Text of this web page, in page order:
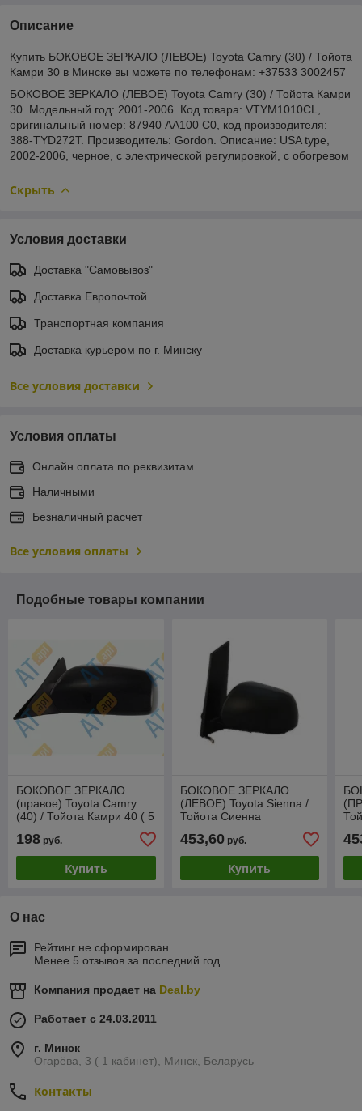
Описание
Купить БОКОВОЕ ЗЕРКАЛО (ЛЕВОЕ) Toyota Camry (30) / Тойота
Камри 30 в Минске вы можете по телефонам: +37533 3002457
БОКОВОЕ ЗЕРКАЛО (ЛЕВОЕ) Toyota Camry (30) / Тойота Камри
30. Модельный год: 2001-2006. Код товара: VTYM1010CL,
оригинальный номер: 87940 AA100 C0, код производителя:
388-TYD272T. Производитель: Gordon. Описание: USA type,
2002-2006, черное, с электрической регулировкой, с обогревом
Скрыть
Условия доставки
Доставка "Самовывоз"
Доставка Европочтой
Транспортная компания
Доставка курьером по г. Минску
Все условия доставки
Условия оплаты
Онлайн оплата по реквизитам
Наличными
Безналичный расчет
Все условия оплаты
Подобные товары компании
БОКОВОЕ ЗЕРКАЛО
(правое) Toyota Camry
(40) / Тойота Камри 40 ( 5
198 руб.
Купить
БОКОВОЕ ЗЕРКАЛО
(ЛЕВОЕ) Toyota Sienna /
Тойота Сиенна
453,60руб.
Купить
О нас
Рейтинг не сформирован
Менее 5 отзывов за последний год
Компания продает на Deal.by
Работает с 24.03.2011
г. Минск
Огарёва, 3 ( 1 кабинет), Минск, Беларусь
Контакты